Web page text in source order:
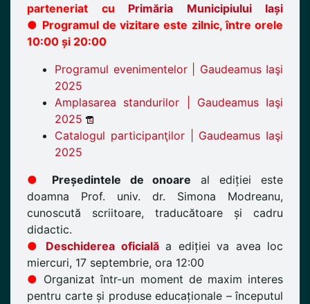
parteneriat cu Primăria Municipiului Iași
● Programul de vizitare este zilnic, între orele
10:00 și 20:00
Programul evenimentelor | Gaudeamus Iaşi
2025
Amplasarea standurilor | Gaudeamus Iaşi
2025
Catalogul participanţilor | Gaudeamus Iaşi
2025
● Președintele de onoare al ediției este
doamna Prof. univ. dr. Simona Modreanu,
cunoscută scriitoare, traducătoare și cadru
didactic.
● Deschiderea oficialăa ediției va avea loc
miercuri, 17 septembrie, ora 12:00
● Organizat într-un moment de maxim interes
pentru carte și produse educaționale – începutul